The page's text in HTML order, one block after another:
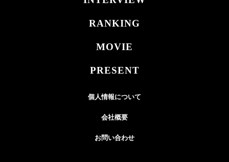
RANKING
MOVIE
PRESENT
個人情報について
会社概要
お問い合わせ